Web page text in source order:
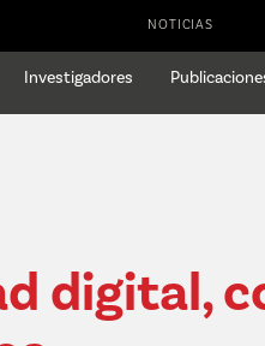
NOTICIAS
Investigadores
digital,